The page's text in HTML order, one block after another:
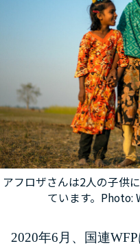
アフロザさんは2人の子供
ています。Photo:
2020年6月、国連